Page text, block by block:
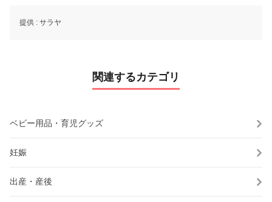
提供 : サラヤ
関連するカテゴリ
ベビー用品・育児グッズ
妊娠
出産・産後